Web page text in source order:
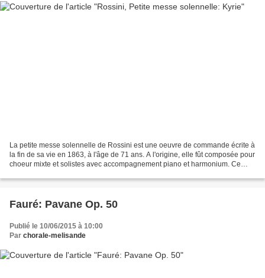
La petite messe solennelle de Rossini est une oeuvre de commande écrite à
la fin de sa vie en 1863, à l'âge de 71 ans. A l'origine, elle fût composée pour
choeur mixte et solistes avec accompagnement piano et harmonium. Ce
Fauré: Pavane Op. 50
Publié le 10/06/2015 à 10:00
Par chorale-melisande